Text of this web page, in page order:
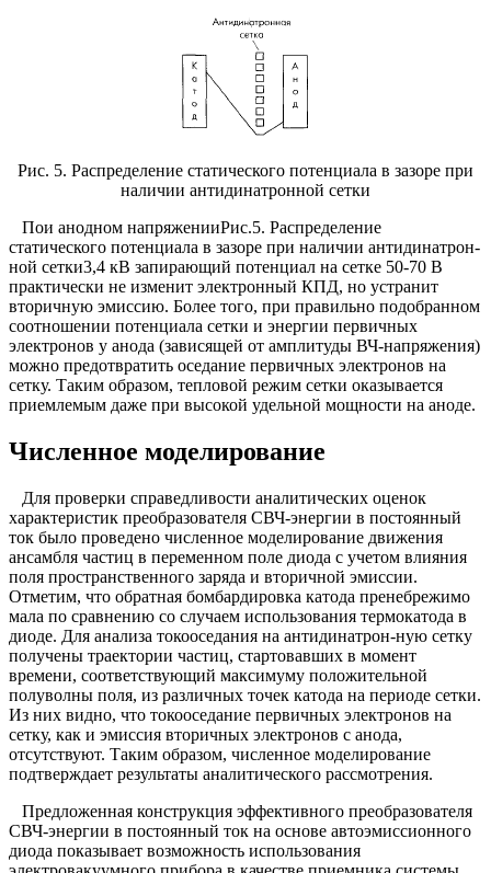
Рис. 5. Распределение статического потенциала в зазоре при
наличии антидинатронной сетки
Пои анодном напряженииРис.5. Распределение
статического потенциала в зазоре при наличии антидинатрон-
ной сетки3,4 кВ запирающий потенциал на сетке 50-70 В
практически не изменит электронный КПД, но устранит
вторичную эмиссию. Более того, при правильно подобранном
соотношении потенциала сетки и энергии первичных
электронов у анода (зависящей от амплитуды ВЧ-напряжения)
можно предотвратить оседание первичных электронов на
сетку. Таким образом, тепловой режим сетки оказывается
приемлемым даже при высокой удельной мощности на аноде.
Численное моделирование
Для проверки справедливости аналитических оценок
характеристик преобразователя СВЧ-энергии в постоянный
ток было проведено численное моделирование движения
ансамбля частиц в переменном поле диода с учетом влияния
поля пространственного заряда и вторичной эмиссии.
Отметим, что обратная бомбардировка катода пренебрежимо
мала по сравнению со случаем использования термокатода в
диоде. Для анализа токооседания на антидинатрон-ную сетку
получены траектории частиц, стартовавших в момент
времени, соответствующий максимуму положительной
полуволны поля, из различных точек катода на периоде сетки.
Из них видно, что токооседание первичных электронов на
сетку, как и эмиссия вторичных электронов с анода,
отсутствуют. Таким образом, численное моделирование
подтверждает результаты аналитического рассмотрения.
Предложенная конструкция эффективного преобразователя
СВЧ-энергии в постоянный ток на основе автоэмиссионного
диода показывает возможность использования